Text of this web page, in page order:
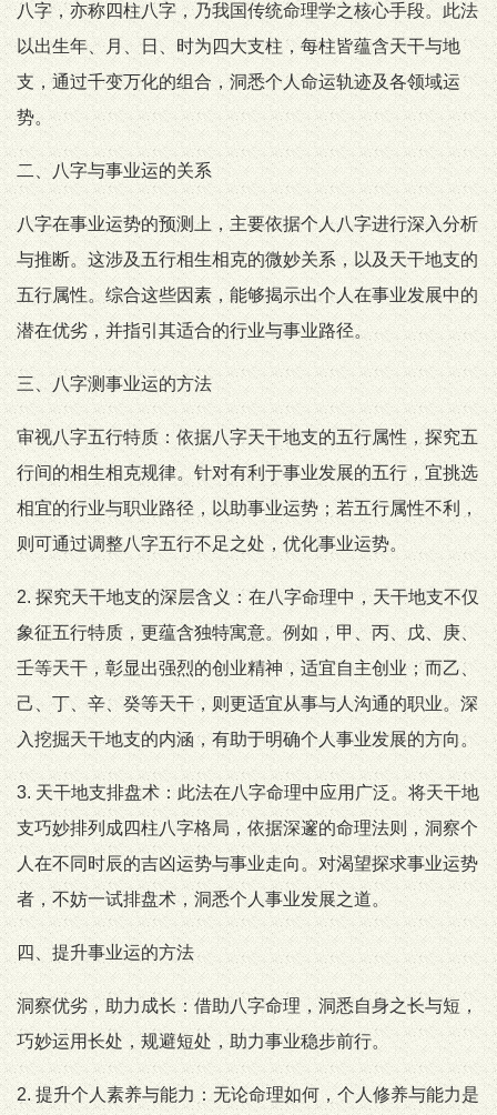
八字，亦称四柱八字，乃我国传统命理学之核心手段。此法
以出生年、月、日、时为四大支柱，每柱皆蕴含天干与地
支，通过千变万化的组合，洞悉个人命运轨迹及各领域运
势。
二、八字与事业运的关系
八字在事业运势的预测上，主要依据个人八字进行深入分析
与推断。这涉及五行相生相克的微妙关系，以及天干地支的
五行属性。综合这些因素，能够揭示出个人在事业发展中的
潜在优劣，并指引其适合的行业与事业路径。
三、八字测事业运的方法
审视八字五行特质：依据八字天干地支的五行属性，探究五
行间的相生相克规律。针对有利于事业发展的五行，宜挑选
相宜的行业与职业路径，以助事业运势；若五行属性不利，
则可通过调整八字五行不足之处，优化事业运势。
2. 探究天干地支的深层含义：在八字命理中，天干地支不仅
象征五行特质，更蕴含独特寓意。例如，甲、丙、戊、庚、
壬等天干，彰显出强烈的创业精神，适宜自主创业；而乙、
己、丁、辛、癸等天干，则更适宜从事与人沟通的职业。深
入挖掘天干地支的内涵，有助于明确个人事业发展的方向。
3. 天干地支排盘术：此法在八字命理中应用广泛。将天干地
支巧妙排列成四柱八字格局，依据深邃的命理法则，洞察个
人在不同时辰的吉凶运势与事业走向。对渴望探求事业运势
者，不妨一试排盘术，洞悉个人事业发展之道。
四、提升事业运的方法
洞察优劣，助力成长：借助八字命理，洞悉自身之长与短，
巧妙运用长处，规避短处，助力事业稳步前行。
2. 提升个人素养与能力：无论命理如何，个人修养与能力是